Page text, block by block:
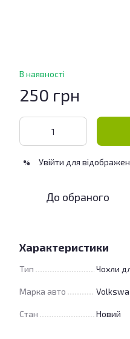
В наявності
250 грн
% Увійти для
До обраного
Характеристики
Тип Чохли
Марка авто
Стан Новий